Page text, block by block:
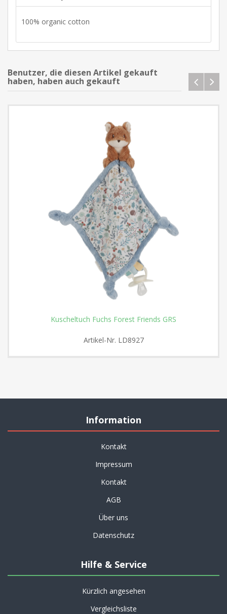
100% organic cotton
Benutzer, die diesen Artikel gekauft
haben, haben auch gekauft
Kuscheltuch Fuchs Forest Friends GRS
Artikel-Nr. LD8927
Information
Kontakt
Impressum
Kontakt
AGB
Über uns
Datenschutz
Hilfe & Service
Kürzlich angesehen
Vergleichsliste